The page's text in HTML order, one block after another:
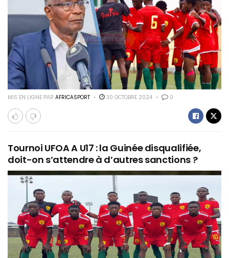
MIS EN LIGNE PAR AFRICASPORT 30 OCTOBRE 2024 0
Tournoi UFOA A U17 : la Guinée disqualifiée,
doit-on s’attendre à d’autres sanctions ?